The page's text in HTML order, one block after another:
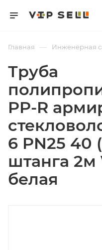
Главная — Инженерная
Труба
PP-R
6 PN25 40
штанга 2м
белая